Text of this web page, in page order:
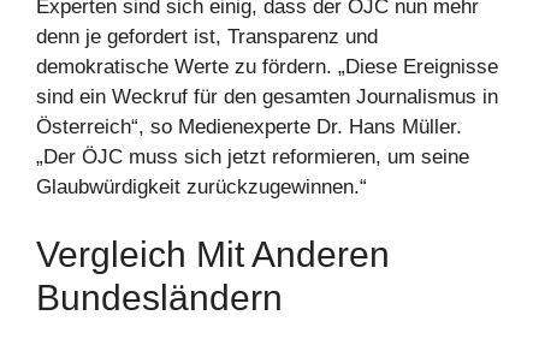
Experten sind sich einig, dass der ÖJC nun mehr
denn je gefordert ist, Transparenz und
demokratische Werte zu fördern. „Diese Ereignisse
sind ein Weckruf für den gesamten Journalismus in
Österreich“, so Medienexperte Dr. Hans Müller.
„Der ÖJC muss sich jetzt reformieren, um seine
Glaubwürdigkeit zurückzugewinnen.“
Vergleich Mit Anderen
Bundesländern